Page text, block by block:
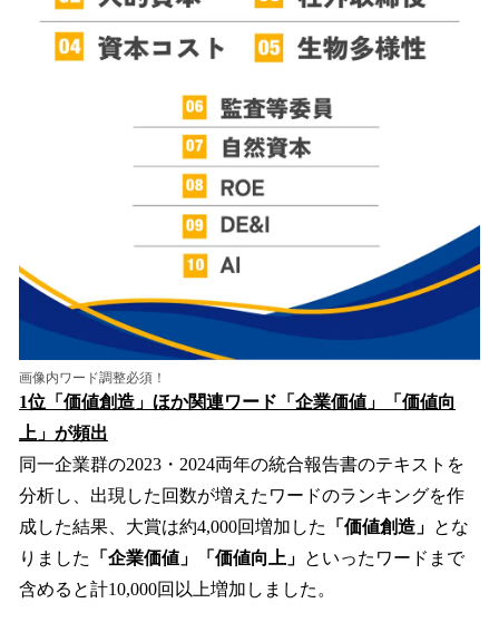
画像内ワード調整必須！
1位「価値創造」ほか関連ワード「企業価値」「価値向
上」が頻出
同一企業群の2023・2024両年の統合報告書のテキストを
分析し、出現した回数が増えたワードのランキングを作
成した結果、大賞は約4,000回増加した
「価値創造」 とな
りました
「企業価値」「価値向上」 といったワードまで
含めると計10,000回以上増加しました。